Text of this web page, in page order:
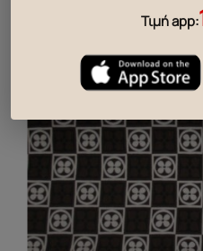
Τιμή app: